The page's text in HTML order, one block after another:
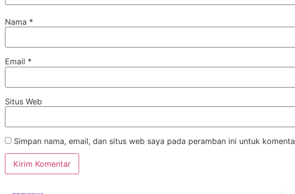
Nama *
Email *
Situs Web
Simpan nama, email, dan situs web saya pada peramban ini untuk